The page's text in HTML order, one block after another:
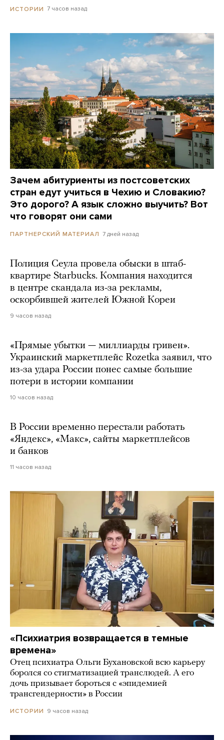
ИСТОРИИ 7 часов назад
Зачем абитуриенты из постсоветских
стран едут учиться в Чехию и Словакию?
Это дорого? А язык сложно выучить? Вот
что говорят они сами
ПАРТНЕРСКИЙ МАТЕРИАЛ 7 дней назад
Полиция Сеула провела обыски в штаб-
квартире Starbucks. Компания находится
в центре скандала из-за рекламы,
оскорбившей жителей Южной Кореи
9 часов назад
«Прямые убытки — миллиарды гривен».
Украинский маркетплейс Rozetka заявил, что
из-за удара России понес самые большие
потери в истории компании
10 часов назад
В России временно перестали работать
«Яндекс», «Макс», сайты маркетплейсов
и банков
11 часов назад
«Психиатрия возвращается в темные
времена»
Отец психиатра Ольги Бухановской всю карьеру
боролся со стигматизацией транслюдей. А его
дочь призывает бороться с «эпидемией
трансгендерности» в России
ИСТОРИИ 9 часов назад